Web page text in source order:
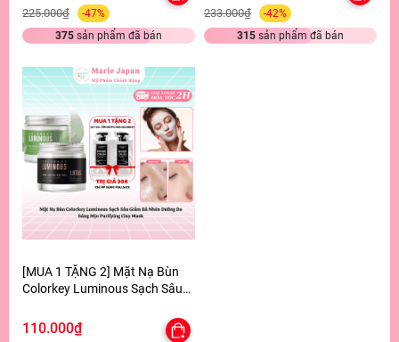
225.000₫
-47%
375 sản phẩm đã bán
233.000₫
-42%
315 sản phẩm đã bán
[MUA 1 TẶNG 2] Mặt Nạ Bùn
Colorkey Luminous Sạch Sâu
Mịn Purifying Clay Mask -
TẶNG SET SAMPLE 2 GEL TẮM
110.000₫